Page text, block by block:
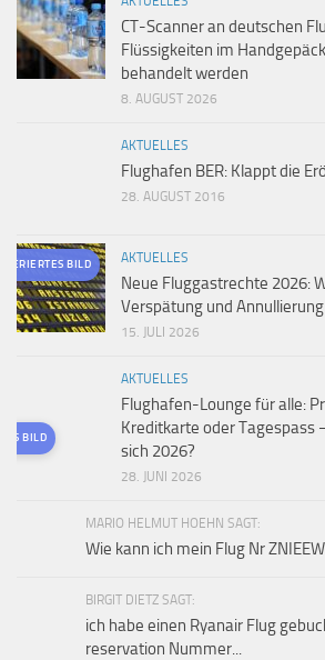
CT-Scanner an deutschen
Flüssigkeiten im
behandelt werden
8. AUGUST 2026
AKTUELLES
Flughafen BER: Klappt die
28. AUGUST 2016
BILD AKTUELLES
Neue Fluggastrechte 2026:
Verspätung und
15. JULI 2026
BILD
AKTUELLES
Flughafen-Lounge für alle:
Kreditkarte oder Tagespass
sich 2026?
28. JUNI 2026
MARIO HELMUT HOEHN SAGT:
Wie kann ich mein Flug Nr
BIRGIT DIETZ SAGT:
ich habe einen Ryanair Flug
reservation Nummer...